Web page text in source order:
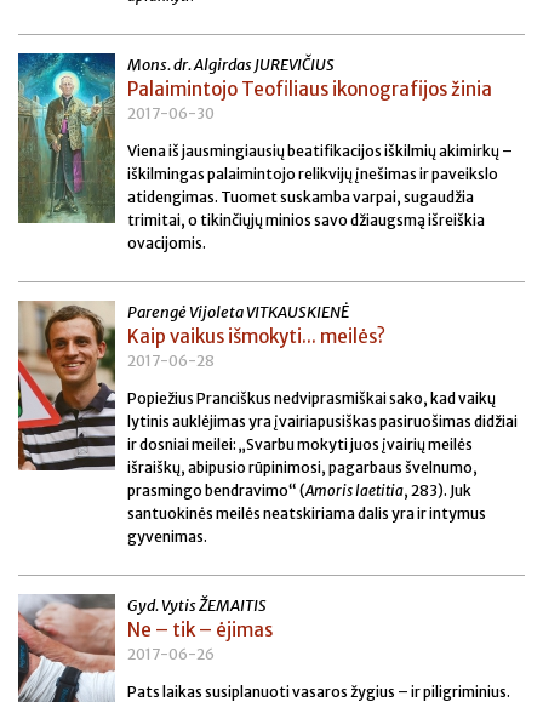
Mons. dr. Algirdas JUREVIČIUS
Palaimintojo Teofiliaus ikonografijos žinia
2017-06-30
Viena iš jausmingiausių beatifikacijos iškilmių akimirkų –
iškilmingas palaimintojo relikvijų įnešimas ir paveikslo
atidengimas. Tuomet suskamba varpai, sugaudžia
trimitai, o tikinčiųjų minios savo džiaugsmą išreiškia
ovacijomis.
Parengė Vijoleta VITKAUSKIENĖ
Kaip vaikus išmokyti... meilės?
2017-06-28
Popiežius Pranciškus nedviprasmiškai sako, kad vaikų
lytinis auklėjimas yra įvairiapusiškas pasiruošimas didžiai
ir dosniai meilei: „Svarbu mokyti juos įvairių meilės
išraiškų, abipusio rūpinimosi, pagarbaus švelnumo,
prasmingo bendravimo“ (Amoris laetitia, 283). Juk
santuokinės meilės neatskiriama dalis yra ir intymus
gyvenimas.
Gyd. Vytis ŽEMAITIS
Ne – tik – ėjimas
2017-06-26
Pats laikas susiplanuoti vasaros žygius – ir piligriminius.